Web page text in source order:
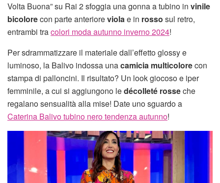
Volta Buona” su Rai 2 sfoggia una gonna a tubino in vinile
bicolorecon parte anterioreviolae in rosso sul retro,
entrambi tracolori moda autunno inverno 2024!
Per sdrammatizzare il materiale dall’effetto glossy e
luminoso, la Balivo indossa unacamicia multicolorecon
stampa di palloncini. Il risultato? Un look giocoso e iper
femminile, a cui si aggiungono ledécolleté rosseche
regalano sensualità alla mise! Date uno sguardo a
Caterina Balivo tubino nero tendenza autunno!